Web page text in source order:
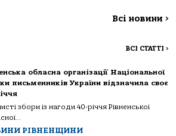
Всі новини >
ВСІ СТАТТІ >
обласна організації Національної
письменників України відзначила своє
збори із нагоди 40-річчя Рівненської
РІВНЕНЩИНИ